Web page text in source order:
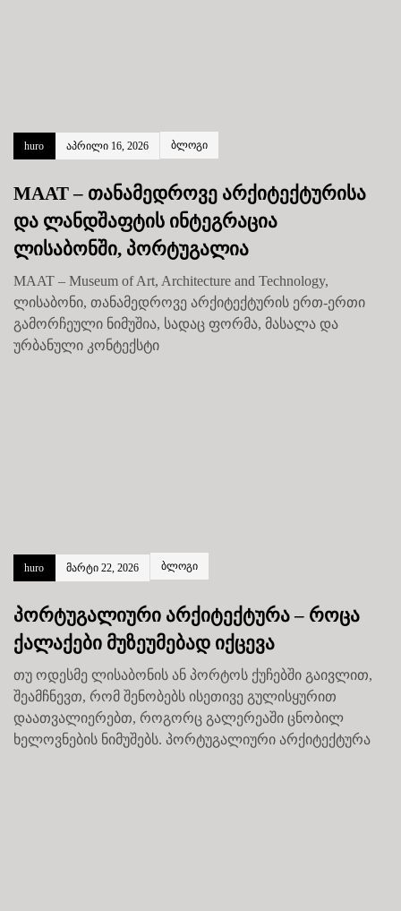
huro აპრილი 16, 2026 ბლოგი
MAAT – თანამედროვე არქიტექტურისა
და ლანდშაფტის ინტეგრაცია
ლისაბონში, პორტუგალია
MAAT – Museum of Art, Architecture and Technology,
ლისაბონი, თანამედროვე არქიტექტურის ერთ-ერთი
გამორჩეული ნიმუშია, სადაც ფორმა, მასალა და
ურბანული კონტექსტი
huro მარტი 22, 2026 ბლოგი
პორტუგალიური არქიტექტურა – როცა
ქალაქები მუზეუმებად იქცევა
თუ ოდესმე ლისაბონის ან პორტოს ქუჩებში გაივლით,
შეამჩნევთ, რომ შენობებს ისეთივე გულისყურით
დაათვალიერებთ, როგორც გალერეაში ცნობილ
ხელოვნების ნიმუშებს. პორტუგალიური არქიტექტურა